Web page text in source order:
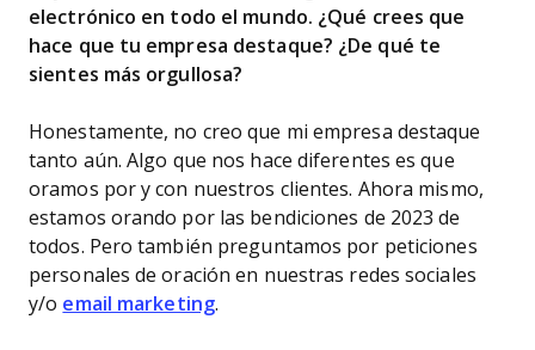
electrónico en todo el mundo. ¿Qué crees que
hace que tu empresa destaque? ¿De qué te
sientes más orgullosa?
Honestamente, no creo que mi empresa destaque
tanto aún. Algo que nos hace diferentes es que
oramos por y con nuestros clientes. Ahora mismo,
estamos orando por las bendiciones de 2023 de
todos. Pero también preguntamos por peticiones
personales de oración en nuestras redes sociales
y/o email marketing.